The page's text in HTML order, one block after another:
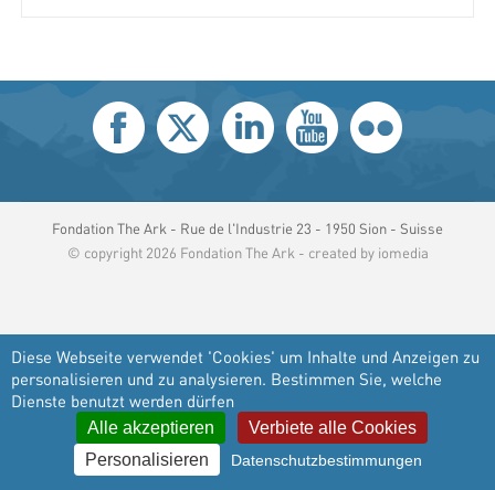
Fondation The Ark - Rue de l'Industrie 23 - 1950 Sion - Suisse
© copyright 2026 Fondation The Ark - created by iomedia
Diese Webseite verwendet 'Cookies' um Inhalte und Anzeigen zu
personalisieren und zu analysieren. Bestimmen Sie, welche
Dienste benutzt werden dürfen
Alle akzeptieren
Verbiete alle Cookies
Personalisieren
Datenschutzbestimmungen